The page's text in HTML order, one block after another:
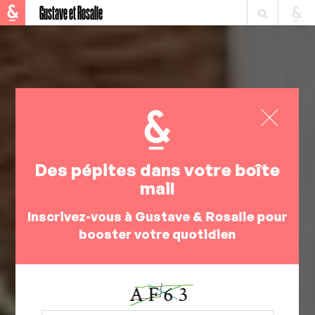
Gustave et Rosalie
Des pépites dans votre boîte
mail
Inscrivez-vous à Gustave & Rosalie pour
booster votre quotidien